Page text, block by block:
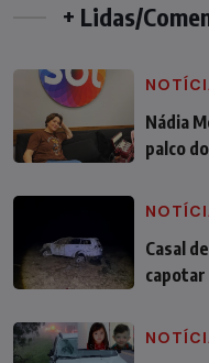
+ Lidas/
Nádia
palco do
Casal
capotar